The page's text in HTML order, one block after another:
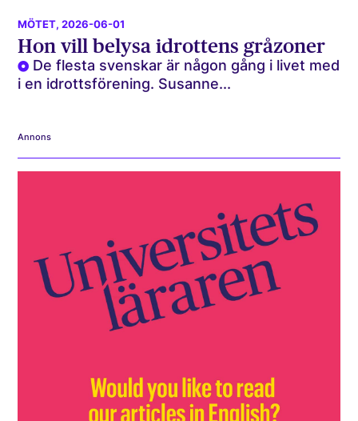
MÖTET, 2026-06-01
Hon vill belysa idrottens gråzoner
De flesta svenskar är någon gång i livet med
i en idrottsförening. Susanne...
Annons